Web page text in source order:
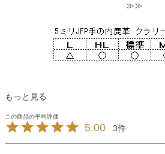
≫≫
もっと見る
5.00 3